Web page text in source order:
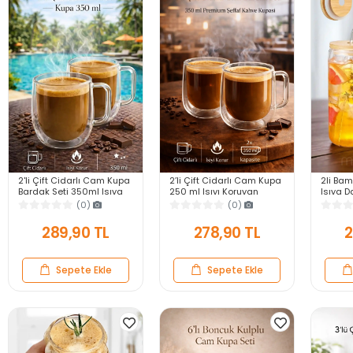
2'li Çift Cidarlı Cam Kupa
Bardak Seti 350ml Isıya
Dayanıklı Espresso
Sunum Kulplu Kahve
Bardağı
(0)
289,90 TL
Sepete Ekle
2’li Çift Cidarlı Cam Kupa
250 ml Isıyı Koruyan
Kahve Çay Fincanı Kulplu
Espresso Cam Bardak
(0)
278,90 TL
Sepete Ekle
2li
Isıya
Şekilli